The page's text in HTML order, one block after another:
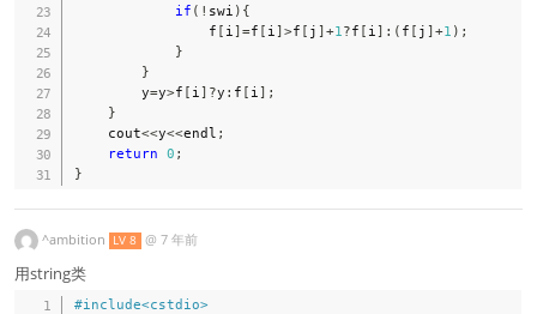
if ( ! swi ) {
                f
[ i ]=f [ i ]>f [ j ]+1 ?f [ i ] : ( f [ j ]+1 ) ;
}
}
        y
=y>f [ i ] ?y : f [ i ] ;
}
    cout
<<y<<endl ;
return 0 ;
}
^ambition LV 8 @ 7 年前
用string类
#include<cstdio>